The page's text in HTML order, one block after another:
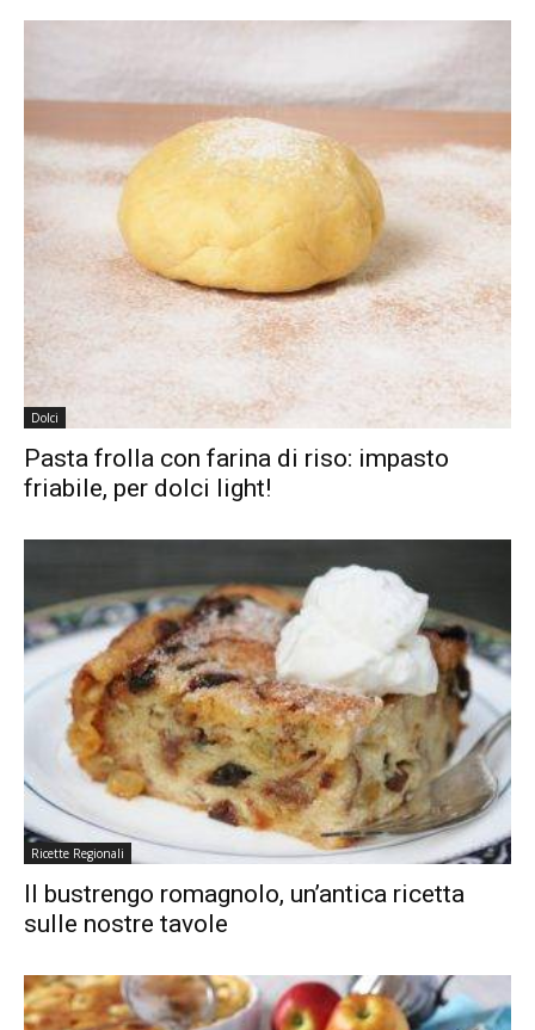
Dolci
Pasta frolla con farina di riso: impasto
friabile, per dolci light!
Ricette Regionali
Il bustrengo romagnolo, un’antica ricetta
sulle nostre tavole